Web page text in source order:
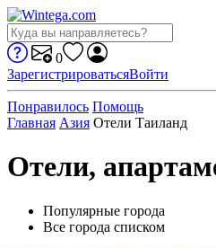
0
ЗарегистрироватьсяВойти
Понравилось Помощь
Главная Азия Отели Таиланд
Отели,
Популярные города
Все города списком